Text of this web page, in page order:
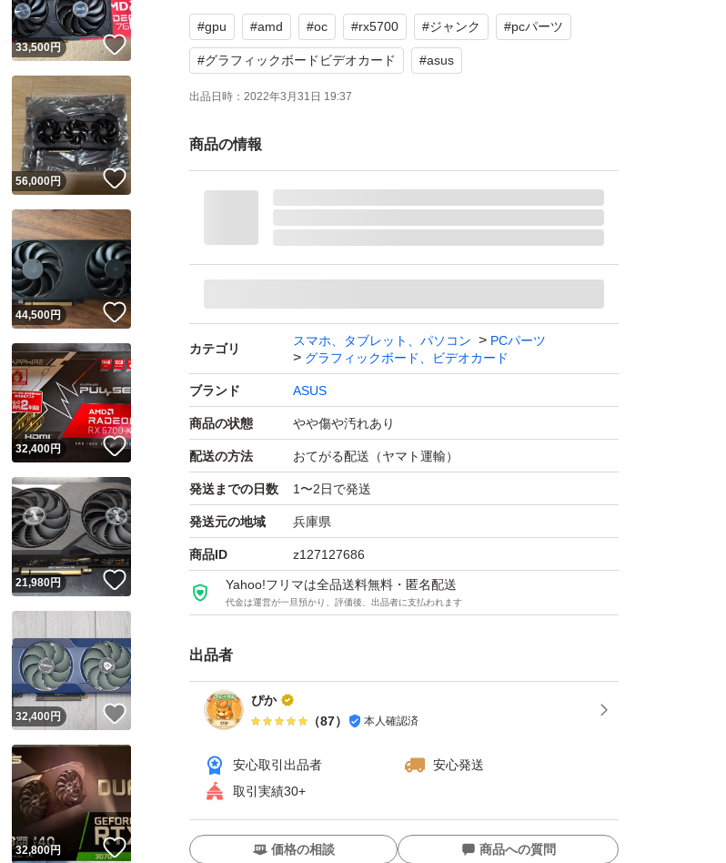
購入について
お支払を購入日にして頂ける方のみでお願いします
商品状態
2020年3月27日新品で購入して約2年間使用してました
●オーバークロック使用歴なし
●マイニング使用歴なし
した。
購入当初からゲーム中に急にグリーンスクリーンになりリブート
をしていました。
基本的にApex Legendsをプレイしていてゲームオプションにて低
画質設定にしてファンをチューニングすると落ちにくなりました
が、落ちるタイミングはバラバラで全然落ちないときもあれば割
とすぐ落ちる時もありました。
Radeon SoftwareにてGPU負荷テストを連続3回ほどしましたが問
題なく完走して落ちることもなかったので何が原因なのかは不明
です。
パーツの相性なのか何かはわかりません。
すり替え防止のため返品交換はできません。念のためにシリアル
ナンバーを控えています
#GPU
#CPU
#gpu #amd #oc #rx5700 #ジャンク #pcパーツ
#グラフィックボードビデオカード #asus
出品日時： 2022年3月31日 19:37
商品の情報
カテゴリ
スマホ、タブレット、パソコン
PCパーツ
グラフィックボード、ビデオカード
ブランド ASUS
商品の状態 やや傷や汚れあり
配送の方法 おてがる配送（ヤマト運輸）
発送までの日数 1〜2日で発送
発送元の地域 兵庫県
商品ID z127127686
Yahoo!フリマは全品送料無料・匿名配送
代金は運営が一旦預かり、評価後、出品者に支払われます
出品者
ぴか
（87） 本人確認済
安心取引出品者
安心発送
取引実績30+
ユーザーの実績について
価格の相談 商品への質問
いね！
33,500円 いいね！
いね！
56,000円 いいね！
いいね！
44,500円 いいね！
いね！
32,400円 いいね！
いいね！
21,980円 いいね！
いね！
32,400円
いいね！
32,800円 いいね！